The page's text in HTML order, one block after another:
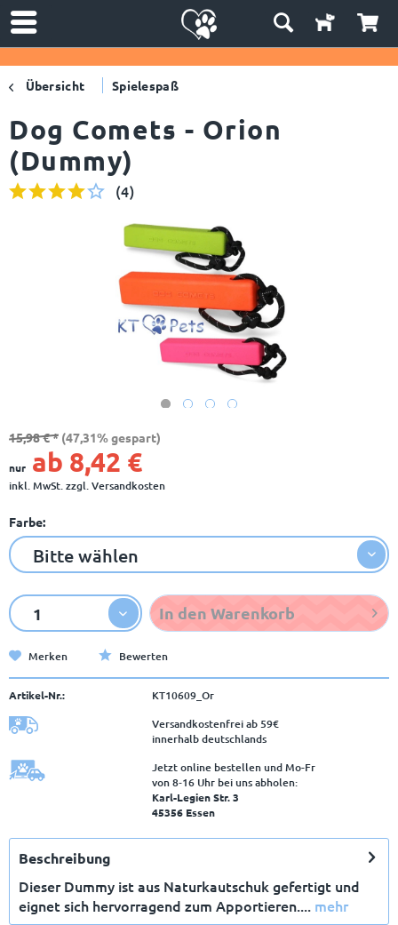
Übersicht Spielespaß
Dog Comets - Orion
(Dummy)
(4)
15,98 € * (47,31% gespart)
nur ab 8,42 €
inkl. MwSt.zzgl. Versandkosten
Farbe:
In den Warenkorb
Merken Bewerten
Artikel-Nr.:
KT10609_Or
Versandkostenfrei ab 59€
innerhalb deutschlands
Jetzt online bestellen und Mo-Fr
von 8‑16 Uhr bei uns abholen:
Karl-Legien Str. 3
45356 Essen
Beschreibung
Dieser Dummy ist aus Naturkautschuk gefertigt und
eignet sich hervorragend zum Apportieren.... mehr